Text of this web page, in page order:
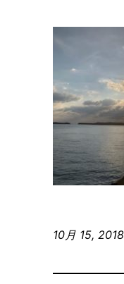
10月 15, 2018